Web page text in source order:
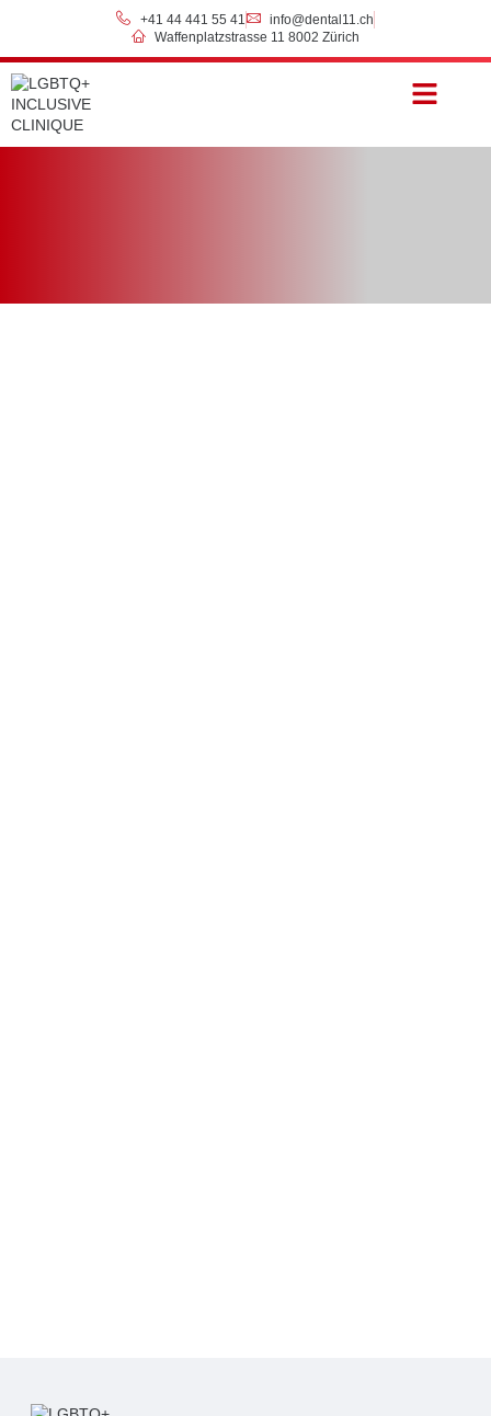
+41 44 441 55 41
info@dental11.ch
Waffenplatzstrasse 11 8002 Zürich